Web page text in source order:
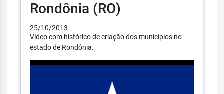
Rondônia (RO)
25/10/2013
Vídeo com histórico de criação dos municípios no
estado de Rondônia.